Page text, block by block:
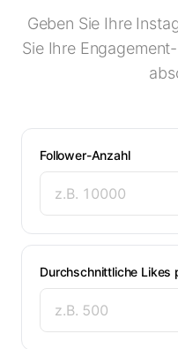
Geben Sie Ihre
Sie Ihre
Follower-Anzahl
Durchschnittliche Likes